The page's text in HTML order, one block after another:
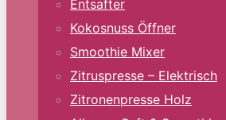
Entsafter
Kokosnuss Öffner
Smoothie Mixer
Zitruspresse – Elektrisch
Zitronenpresse Holz